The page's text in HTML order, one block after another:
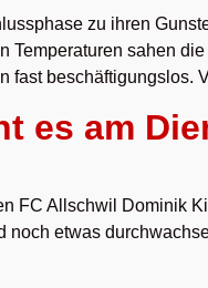
zu ihren
Temperaturen sahen
fast
es am
FC Allschwil Dominik
noch etwas